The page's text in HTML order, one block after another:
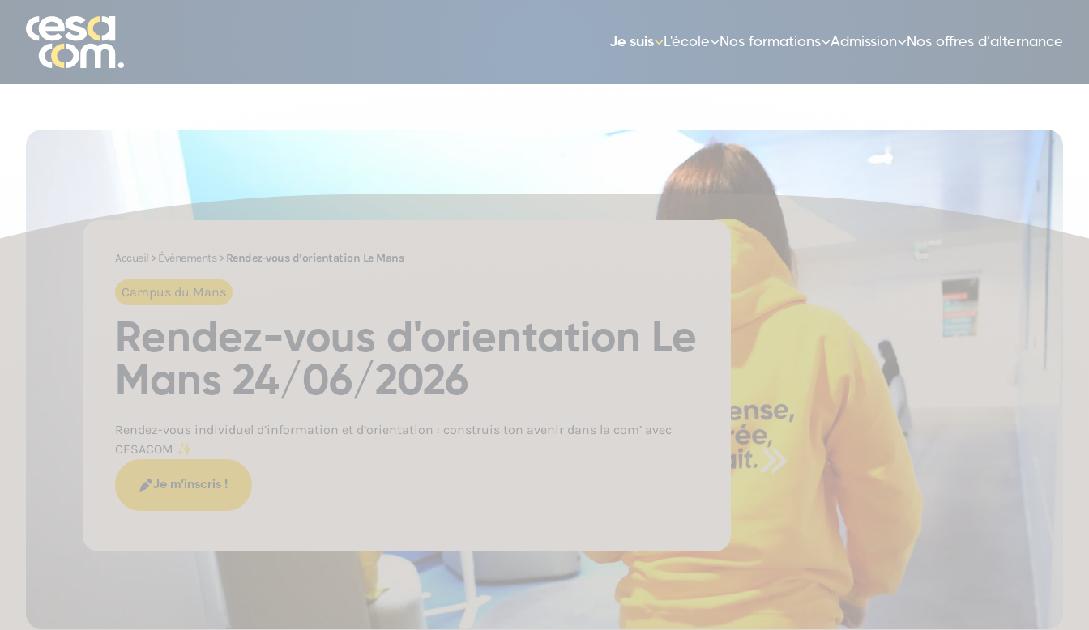
Je suis L'école Nos formations Admission Nos offres d’alternance
Accueil > Événements> Rendez-vous d’orientation Le Mans
Campus du Mans
Rendez-vous d'orientation Le
Mans 24/06/2026
Rendez-vous individuel d’information et d’orientation : construis ton avenir dans la com’ avec
CESACOM ✨
Je m’inscris !